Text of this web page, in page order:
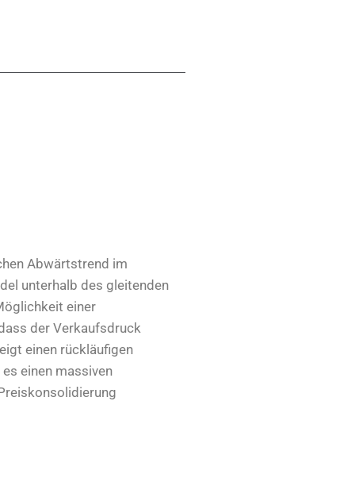
Abwärtstrend im
unterhalb des gleitenden
einer
der Verkaufsdruck
einen rückläufigen
einen massiven